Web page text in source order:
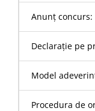
Anunț concurs:
Declaraţie pe
Model
Procedura de